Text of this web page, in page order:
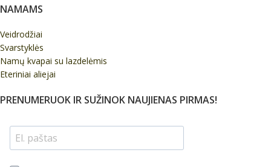
NAMAMS
Veidrodžiai
Svarstyklės
Namų kvapai su lazdelėmis
Eteriniai aliejai
PRENUMERUOK IR SUŽINOK NAUJIENAS PIRMAS!